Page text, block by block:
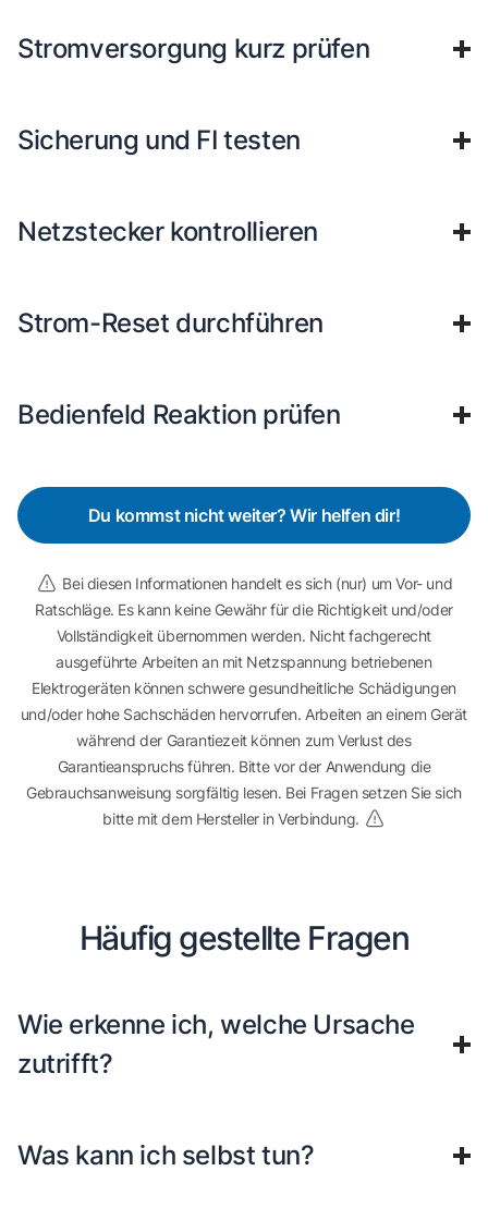
Stromversorgung kurz prüfen
Sicherung und FI testen
Netzstecker kontrollieren
Strom-Reset durchführen
Bedienfeld Reaktion prüfen
Du kommst nicht weiter? Wir helfen dir!
Bei diesen Informationen handelt es sich (nur) um Vor- und
Ratschläge. Es kann keine Gewähr für die Richtigkeit und/oder
Vollständigkeit übernommen werden. Nicht fachgerecht
ausgeführte Arbeiten an mit Netzspannung betriebenen
Elektrogeräten können schwere gesundheitliche Schädigungen
und/oder hohe Sachschäden hervorrufen. Arbeiten an einem Gerät
während der Garantiezeit können zum Verlust des
Garantieanspruchs führen. Bitte vor der Anwendung die
Gebrauchsanweisung sorgfältig lesen. Bei Fragen setzen Sie sich
bitte mit dem Hersteller in Verbindung.
Häufig gestellte Fragen
Wie erkenne ich, welche Ursache
zutrifft?
Was kann ich selbst tun?